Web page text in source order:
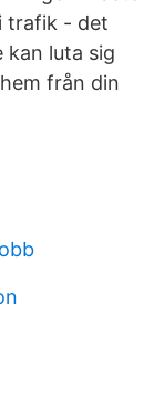
trafik - det
kan luta sig
från din